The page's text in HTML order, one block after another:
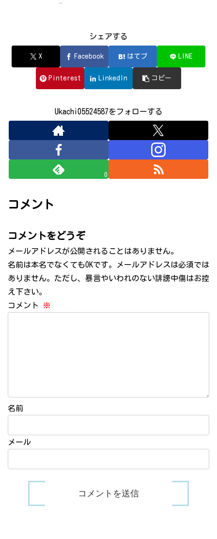
シェアする
X Facebook はてブ LINE
Pinterest LinkedIn コピー
Ukachi05524587をフォローする
0
コメント
コメントをどうぞ
メールアドレスが公開されることはありません。
名前は本名でなくてもOKです。メールアドレスは必須では
ありません。ただし、暴言やいわれのない誹謗中傷はお控
え下さい。
コメント
※
名前
メール